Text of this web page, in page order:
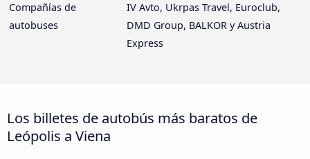
Compañías de
autobuses
IV Avto, Ukrpas Travel, Euroclub,
DMD Group, BALKOR y Austria
Express
Los billetes de autobús más baratos de
Leópolis a Viena